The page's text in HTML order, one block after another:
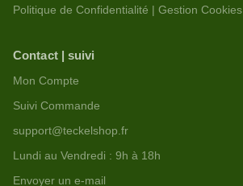
Politique de Confidentialité | Gestion Cookies
Contact | suivi
Mon Compte
Suivi Commande
support@teckelshop.fr
Lundi au Vendredi : 9h à 18h
Envoyer un e-mail